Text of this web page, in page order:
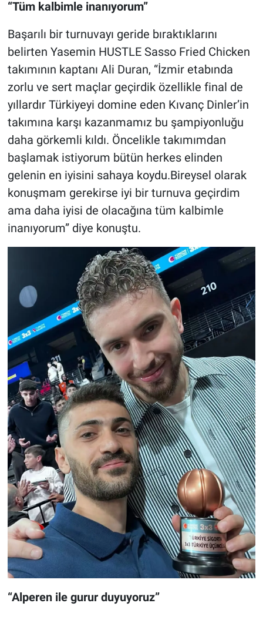
“Tüm kalbimle inanıyorum”
Başarılı bir turnuvayı geride bıraktıklarını
belirten Yasemin HUSTLE Sasso Fried Chicken
takımının kaptanı Ali Duran, “İzmir etabında
zorlu ve sert maçlar geçirdik özellikle final de
yıllardır Türkiyeyi domine eden Kıvanç Dinler’in
takımına karşı kazanmamız bu şampiyonluğu
daha görkemli kıldı. Öncelikle takımımdan
başlamak istiyorum bütün herkes elinden
gelenin en iyisini sahaya koydu.Bireysel olarak
konuşmam gerekirse iyi bir turnuva geçirdim
ama daha iyisi de olacağına tüm kalbimle
inanıyorum” diye konuştu.
“Alperen ile gurur duyuyoruz”